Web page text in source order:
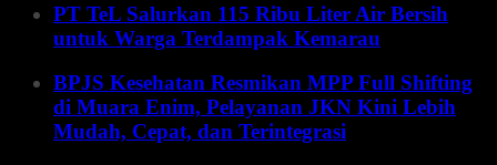
PT TeL Salurkan 115 Ribu Liter Air Bersih
untuk Warga Terdampak Kemarau
BPJS Kesehatan Resmikan MPP Full Shifting
di Muara Enim, Pelayanan JKN Kini Lebih
Mudah, Cepat, dan Terintegrasi